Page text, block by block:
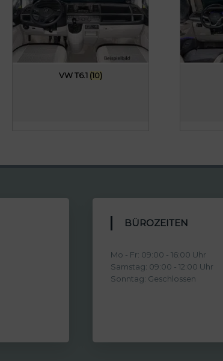
VW T6.1 (10)
BÜROZEITEN
Mo - Fr: 09:00 - 16:00 Uhr
Samstag: 09:00 - 12:00 Uhr
Sonntag: Geschlossen